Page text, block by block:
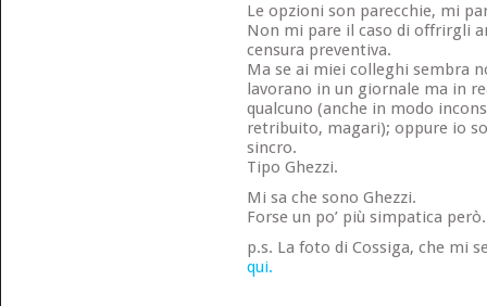
Le opzioni son parecchie, mi
Non mi pare il caso di offrirgli
censura preventiva.
Ma se ai miei colleghi sembra
lavorano in un giornale ma in
qualcuno (anche in modo
retribuito, magari); oppure io
sincro.
Tipo Ghezzi.
Mi sa che sono Ghezzi.
Forse un po’ più simpatica però.
p.s. La foto di Cossiga, che mi
qui.